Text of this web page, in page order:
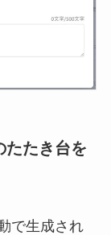
たたき台を
で生成され